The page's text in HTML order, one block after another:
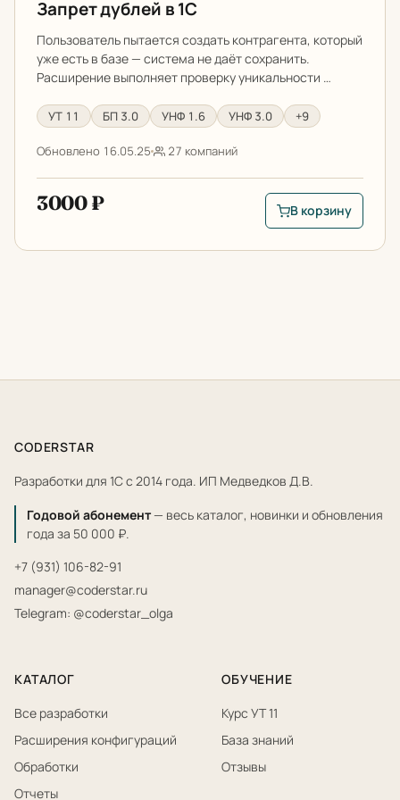
Запрет дублей в 1С
Пользователь пытается создать контрагента, который
уже есть в базе — система не даёт сохранить.
Расширение выполняет проверку уникальности …
УТ 11 БП 3.0 УНФ 1.6 УНФ 3.0 +9
Обновлено 16.05.25 27 компаний
3000 ₽
В корзину: Запрет
В корзину
CODERSTAR
Разработки для 1С с 2014 года. ИП Медведков Д.В.
Годовой абонемент — весь каталог, новинки и обновления
года за 50 000 ₽.
+7 (931) 106-82-91
manager@coderstar.ru
Telegram: @coderstar_olga
КАТАЛОГ
Все разработки
Расширения конфигураций
Обработки
Отчеты
ОБУЧЕНИЕ
Курс УТ 11
База знаний
Отзывы